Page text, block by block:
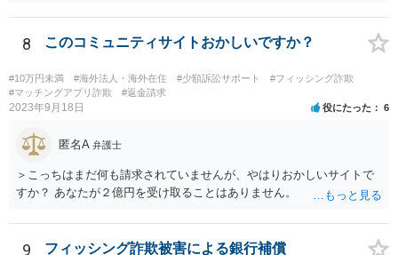
8 このコミュニティサイトおかしいですか？
#10万円未満 #海外法人・海外在住 #少額訴訟サポート
#フィッシング詐欺
#マッチングアプリ詐欺
#返金請求
2023年9月18日 役にたった 6
匿名A 弁護士
＞こっちはまだ何も請求されていませんが、やはりおかしいサイトで
すか？ あなたが２億円を受け取ることはありません。
9 フィッシング詐欺被害による銀行補償